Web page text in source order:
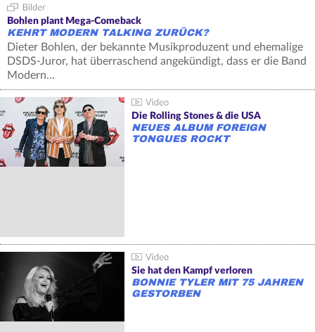
Bohlen plant Mega-Comeback
KEHRT MODERN TALKING ZURÜCK?
Dieter Bohlen, der bekannte Musikproduzent und ehemalige
DSDS-Juror, hat überraschend angekündigt, dass er die Band
Modern…
Die Rolling Stones & die USA
NEUES ALBUM FOREIGN
TONGUES ROCKT
Sie hat den Kampf verloren
BONNIE TYLER MIT 75 JAHREN
GESTORBEN